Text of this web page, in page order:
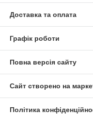
Доставка та оплата
Графік роботи
Повна версія сайту
Сайт створено на
Політика